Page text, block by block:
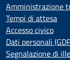
Amministrazione
Tempi di attesa
Accesso civico
Dati personali
Segnalazione di